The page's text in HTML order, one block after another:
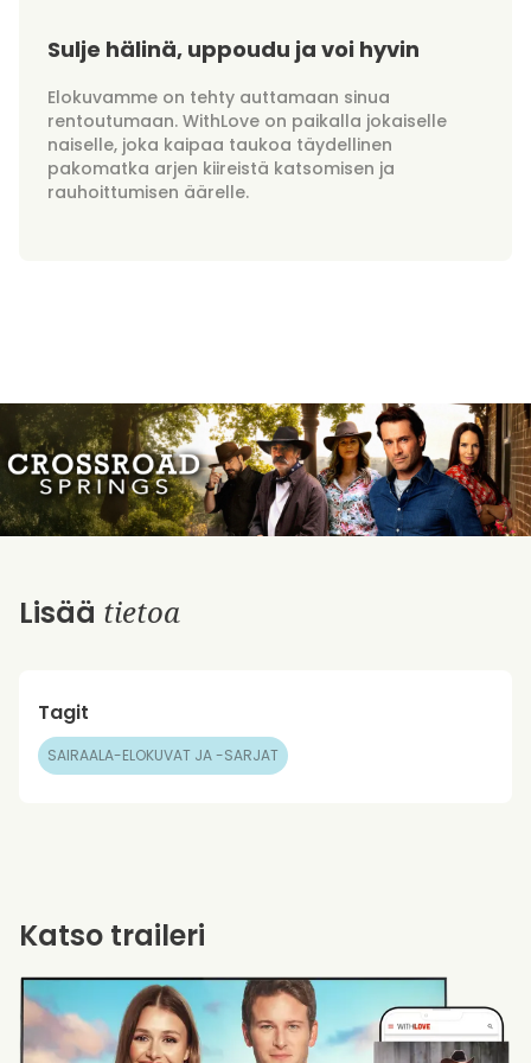
Sulje hälinä, uppoudu ja voi hyvin
Elokuvamme on tehty auttamaan sinua
rentoutumaan. WithLove on paikalla jokaiselle
naiselle, joka kaipaa taukoa täydellinen
pakomatka arjen kiireistä katsomisen ja
rauhoittumisen äärelle.
Lisää tietoa
Tagit
SAIRAALA-ELOKUVAT JA -SARJAT
Katso traileri